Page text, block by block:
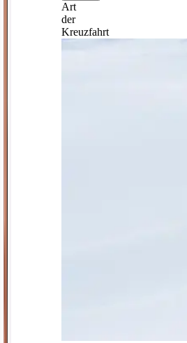
Art
der
Kreuzfahrt